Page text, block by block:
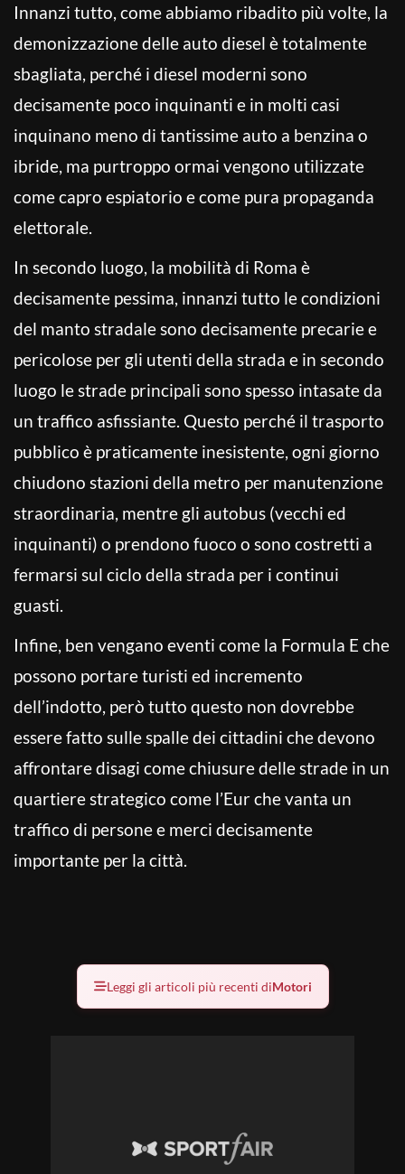
Innanzi tutto, come abbiamo ribadito più volte, la
demonizzazione delle auto diesel è totalmente
sbagliata, perché i diesel moderni sono
decisamente poco inquinanti e in molti casi
inquinano meno di tantissime auto a benzina o
ibride, ma purtroppo ormai vengono utilizzate
come capro espiatorio e come pura propaganda
elettorale.
In secondo luogo, la mobilità di Roma è
decisamente pessima, innanzi tutto le condizioni
del manto stradale sono decisamente precarie e
pericolose per gli utenti della strada e in secondo
luogo le strade principali sono spesso intasate da
un traffico asfissiante. Questo perché il trasporto
pubblico è praticamente inesistente, ogni giorno
chiudono stazioni della metro per manutenzione
straordinaria, mentre gli autobus (vecchi ed
inquinanti) o prendono fuoco o sono costretti a
fermarsi sul ciclo della strada per i continui
guasti.
Infine, ben vengano eventi come la Formula E che
possono portare turisti ed incremento
dell’indotto, però tutto questo non dovrebbe
essere fatto sulle spalle dei cittadini che devono
affrontare disagi come chiusure delle strade in un
quartiere strategico come l’Eur che vanta un
traffico di persone e merci decisamente
importante per la città.
Leggi gli articoli più recenti diMotori